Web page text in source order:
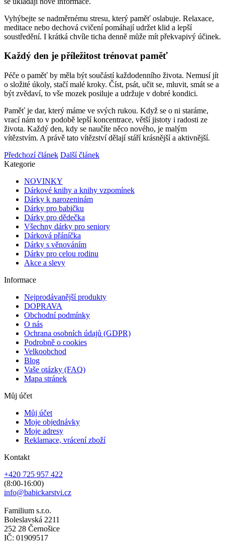
Vyhýbejte se nadměrnému stresu, který paměť oslabuje. Relaxace,
meditace nebo dechová cvičení pomáhají udržet klid a lepší
soustředění. I krátká chvíle ticha denně může mít překvapivý účinek.
Každý den je příležitost trénovat paměť
Péče o paměť by měla být součástí každodenního života. Nemusí jít
o složité úkoly, stačí malé kroky. Číst, psát, učit se, mluvit, smát se a
být zvědaví, to vše mozek posiluje a udržuje v dobré kondici.
Paměť je dar, který máme ve svých rukou. Když se o ni staráme,
vrací nám to v podobě lepší koncentrace, větší jistoty i radosti ze
života. Každý den, kdy se naučíte něco nového, je malým
vítězstvím. A právě tato vítězství dělají stáří krásnější a aktivnější.
Předchozí článek Další článek
Kategorie
NOVINKY
Dárkové knihy a knihy vzpomínek
Dárky k narozeninám
Dárky pro babičku
Dárky pro dědečka
Všechny dárky pro seniory
Dárková přáníčka
Dárky s věnováním
Dárky pro celou rodinu
Akce a slevy
Informace
Nejprodávanější produkty
DOPRAVA
Obchodní podmínky
O nás
Ochrana osobních údajů (GDPR)
Podrobně o cookies
Velkoobchod
Blog
Vaše otázky (FAQ)
Mapa stránek
Můj účet
Můj účet
Moje objednávky
Moje adresy
Reklamace, vrácení zboží
Kontakt
+420 725 957 422
(8:00-16:00)
info@babickarstvi.cz
Familium s.r.o.
Boleslavská 2211
252 28 Černošice
IČ: 01909517